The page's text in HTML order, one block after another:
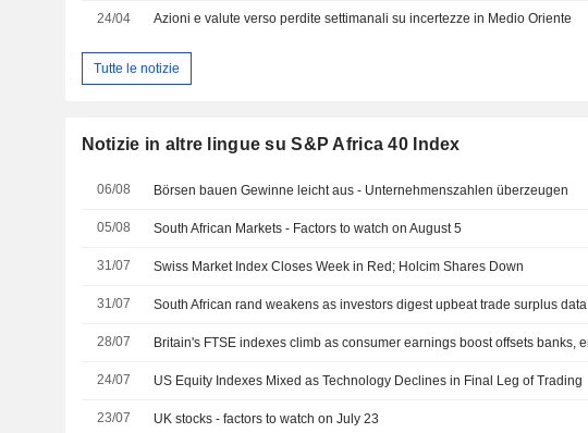
24/04 Azioni e valute verso perdite settimanali su incertezze in Medio Oriente
Tutte le notizie
Notizie in altre lingue su S&P Africa 40 Index
06/08 Börsen bauen Gewinne leicht aus - Unternehmenszahlen überzeugen
05/08 South African Markets - Factors to watch on August 5
31/07 Swiss Market Index Closes Week in Red; Holcim Shares Down
31/07 South African rand weakens as investors digest upbeat trade surplus data
28/07
24/07 US Equity Indexes Mixed as Technology Declines in Final Leg of Trading
23/07 UK stocks - factors to watch on July 23